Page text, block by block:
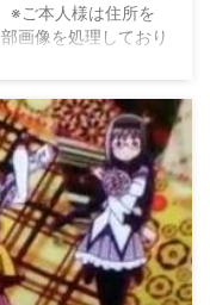
ご本人様は住所を
画像を処理しており